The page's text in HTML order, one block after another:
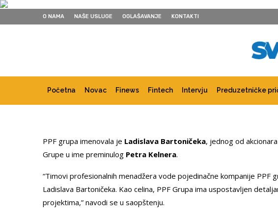
O NAMA NAŠE USLUGE OGLAŠAVANJE KONTAKTI
Početna Novac Finews Fintech Intervju Preduzetničke
PPF grupa imenovala je Ladislava Bartoničeka, jednog od
Grupe u ime preminulog Petra Kelnera.
“Timovi profesionalnih menadžera vode pojedinačne kompanije
Ladislava Bartoničeka. Kao celina, PPF Grupa ima uspostavljen
projektima,” navodi se u saopštenju.